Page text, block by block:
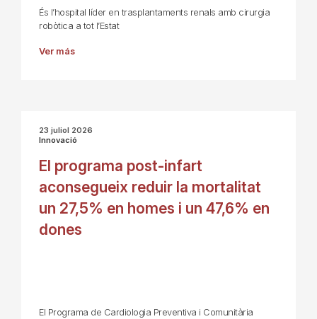
És l’hospital líder en trasplantaments renals amb cirurgia
robòtica a tot l’Estat
Ver más
23 juliol 2026
Innovació
El programa post-infart
aconsegueix reduir la mortalitat
un 27,5% en homes i un 47,6% en
dones
El Programa de Cardiologia Preventiva i Comunitària